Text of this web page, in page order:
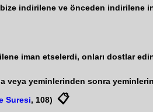
indirilene ve önceden indirilene
iman etselerdi, onları dostlar
yeminlerinden sonra
Suresi, 108) 📋